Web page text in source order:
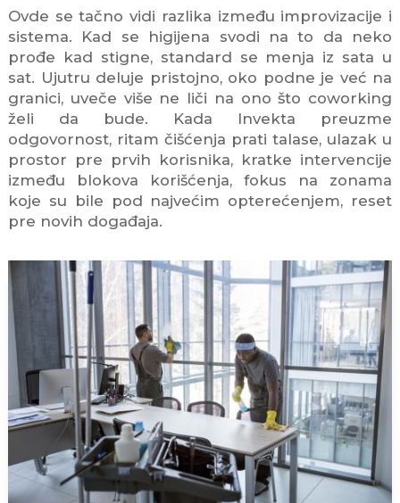
Ovde se tačno vidi razlika između improvizacije i
sistema. Kad se higijena svodi na to da neko
prođe kad stigne, standard se menja iz sata u
sat. Ujutru deluje pristojno, oko podne je već na
granici, uveče više ne liči na ono što coworking
želi da bude. Kada Invekta preuzme
odgovornost, ritam čišćenja prati talase, ulazak u
prostor pre prvih korisnika, kratke intervencije
između blokova korišćenja, fokus na zonama
koje su bile pod najvećim opterećenjem, reset
pre novih događaja.